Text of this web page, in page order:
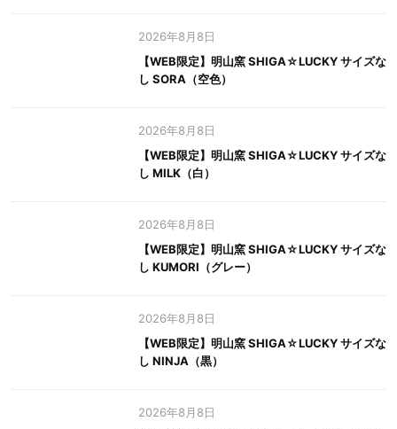
2026年8月8日
【WEB限定】明山窯 SHIGA☆LUCKY サイズな
し SORA（空色）
2026年8月8日
【WEB限定】明山窯 SHIGA☆LUCKY サイズな
し MILK（白）
2026年8月8日
【WEB限定】明山窯 SHIGA☆LUCKY サイズな
し KUMORI（グレー）
2026年8月8日
【WEB限定】明山窯 SHIGA☆LUCKY サイズな
し NINJA（黒）
2026年8月8日